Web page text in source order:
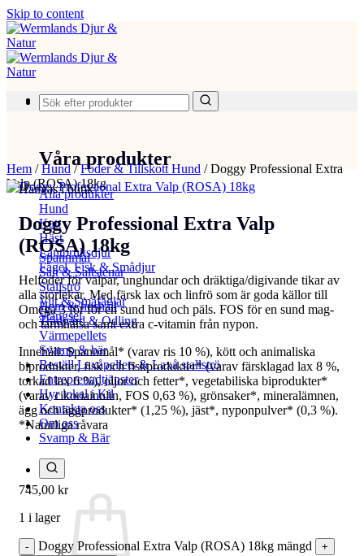
Skip to content
Produkter
Våra produkter
Alla produkter
Hund
Katt
Häst
Lantbruksdjur
Fågel, Fisk & Smådjur
Spannmål
Salt & Saltstenar
Stallströ
Vilt & Småfåglar
Stängsel
Hem & hushåll
Trädgård & Odling
Värmepellets
Svamp & bär
Beställ Laxåpellets & Laxå stallströ
Entreprenadtjänster
Hyr lokal i Kil
Kontakta oss
Om oss
Svamp & Bär
Hem /Hund/Foder & Tillskott Hund /Doggy Professional Extra
Valp (ROSA) 18kg
Hämtas i butik
Doggy Professional Extra Valp
(ROSA) 18kg
Helfoder för valpar, unghundar och dräktiga/digivande tikar av
alla storlekar. Med färsk lax och linfrö som är goda källor till
Omega 3 för för en sund hud och päls. FOS för en sund mag-
och tarmhälsa samt extra c-vitamin från nypon.
Innehåll: Spannmål* (varav ris 10 %), kött och animaliska
biprodukter, fisk och fiskprodukter* (varav färsklagad lax 8 %,
torkad lax 6 %), oljor och fetter*, vegetabiliska biprodukter*
(varav cikoriainulin, FOS 0,63 %), grönsaker*, mineralämnen,
ägg och äggprodukter* (1,25 %), jäst*, nyponpulver* (0,3 %).
*Naturliga råvara
745,00 kr
1 i lager
Doggy Professional Extra Valp (ROSA) 18kg mängd